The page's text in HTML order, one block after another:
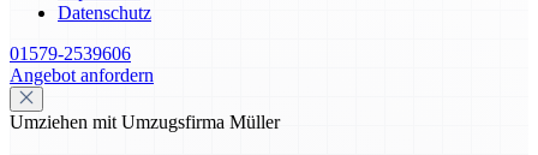
Datenschutz
01579-2539606
Angebot anfordern
Umziehen mit Umzugsfirma Müller